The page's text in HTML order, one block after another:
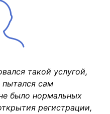
такой услугой,
пытался сам
было нормальных
регистрации,